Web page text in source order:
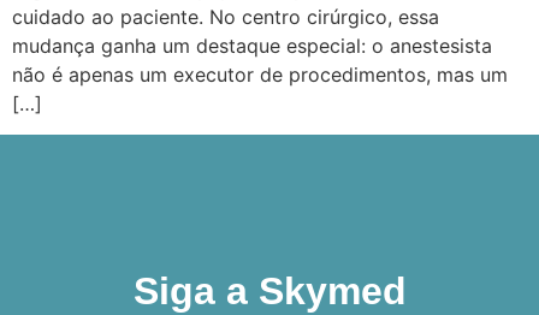
cuidado ao paciente. No centro cirúrgico, essa
mudança ganha um destaque especial: o anestesista
não é apenas um executor de procedimentos, mas um
[…]
Siga a Skymed